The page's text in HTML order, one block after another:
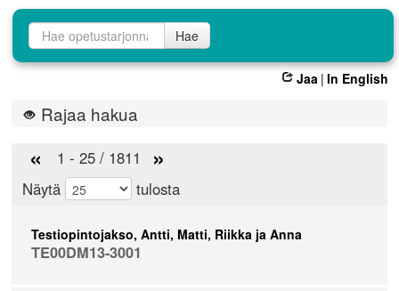
Opetustarjontahaku
Hae
Jaa | In English
Rajaa hakua
« 1 - 25 / 1811 »
Näytä tulosta
Testiopintojakso, Antti, Matti, Riikka ja Anna
TE00DM13-3001